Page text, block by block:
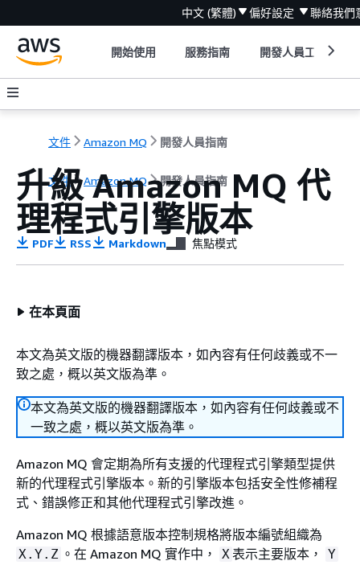
中文 (繁體) 偏好設定 聯絡我們
開始使用 服務指南 開發人員工具
文件 Amazon MQ 開發人員指南
文件 Amazon MQ 開發人員指南
升級 Amazon MQ 代
理程式引擎版本
PDF RSS Markdown 焦點模式
在本頁面
本文為英文版的機器翻譯版本，如內容有任何歧義或不一
致之處，概以英文版為準。
本文為英文版的機器翻譯版本，如內容有任何歧義或不
一致之處，概以英文版為準。
Amazon MQ 會定期為所有支援的代理程式引擎類型提供
新的代理程式引擎版本。新的引擎版本包括安全性修補程
式、錯誤修正和其他代理程式引擎改進。
Amazon MQ 根據語意版本控制規格將版本編號組織為
X.Y.Z 。在 Amazon MQ 實作中， X表示主要版本， Y